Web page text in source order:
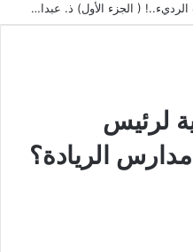
حياة -رياض سعد
لرئيس
الريادة؟